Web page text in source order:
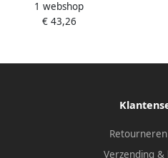
11.118.028.36
1 webshop
€ 43,26
Verzending &